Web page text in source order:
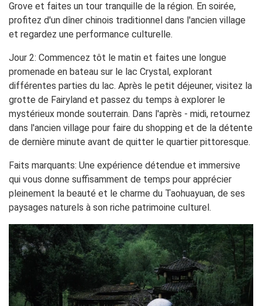
Grove et faites un tour tranquille de la région. En soirée,
profitez d'un dîner chinois traditionnel dans l'ancien village
et regardez une performance culturelle.
Jour 2: Commencez tôt le matin et faites une longue
promenade en bateau sur le lac Crystal, explorant
différentes parties du lac. Après le petit déjeuner, visitez la
grotte de Fairyland et passez du temps à explorer le
mystérieux monde souterrain. Dans l'après - midi, retournez
dans l'ancien village pour faire du shopping et de la détente
de dernière minute avant de quitter le quartier pittoresque.
Faits marquants: Une expérience détendue et immersive
qui vous donne suffisamment de temps pour apprécier
pleinement la beauté et le charme du Taohuayuan, de ses
paysages naturels à son riche patrimoine culturel.